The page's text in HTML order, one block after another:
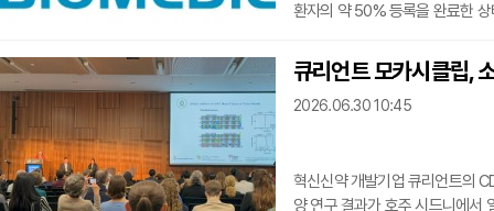
환자의 약 50% 등록을 완료한
문서를 FDA에 먼저 제출했으며,
발부터 허가·상용화 전 과정에
임상시험이 끝난 뒤 기술문서
큐리언트 모카시클립,
2026.06.30 10:45
혁신신약 개발기업 큐리언트의
양 연구 결과가 호주 시드니에서